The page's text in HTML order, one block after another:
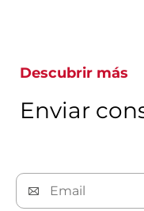
Descubrir más
Enviar